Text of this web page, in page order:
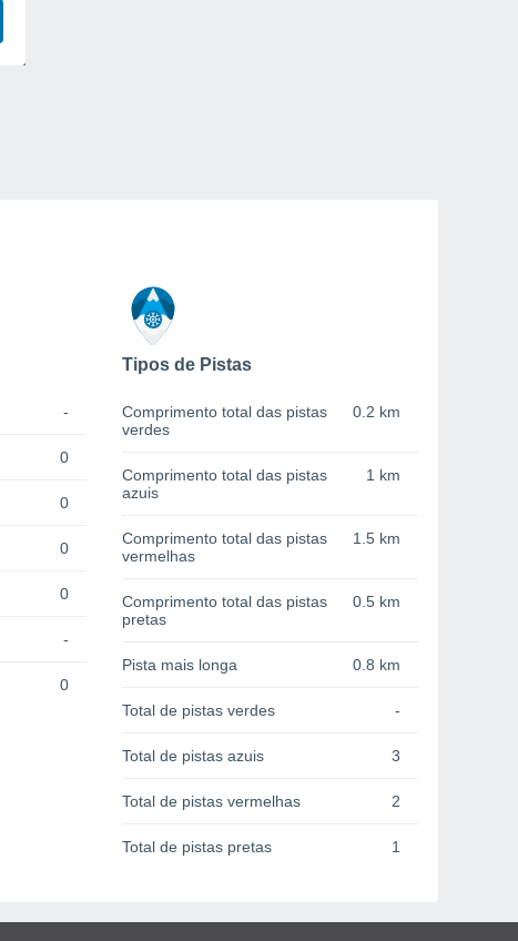
-
0
0
0
0
-
0
Tipos de Pistas
Comprimento total das pistas
verdes
0.2 km
Comprimento total das pistas
azuis
1 km
Comprimento total das pistas
vermelhas
1.5 km
Comprimento total das pistas
pretas
0.5 km
Pista mais longa 0.8 km
Total de pistas verdes -
Total de pistas azuis 3
Total de pistas vermelhas 2
Total de pistas pretas 1